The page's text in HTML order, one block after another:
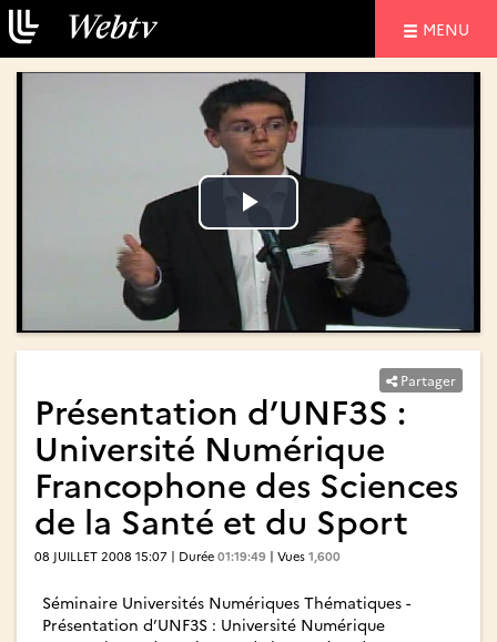
MENU
Lire
la
vidéo
Lire
la
vidéo
Partager
Présentation d’UNF3S :
Université Numérique
Francophone des Sciences
de la Santé et du Sport
08 JUILLET 2008 15:07 | Durée 01:19:49 | Vues 1,600
Séminaire Universités Numériques Thématiques -
Présentation d’UNF3S : Université Numérique